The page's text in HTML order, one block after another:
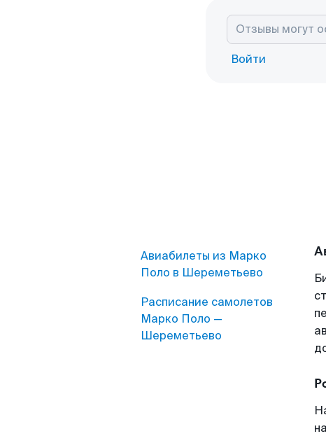
Войти
Авиабилеты из Марко
Поло в Шереметьево
Расписание самолетов
Марко Поло —
Шереметьево